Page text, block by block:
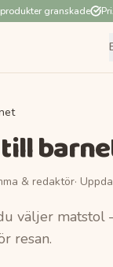
granskade
& redaktör·
väljer matstol
resan.